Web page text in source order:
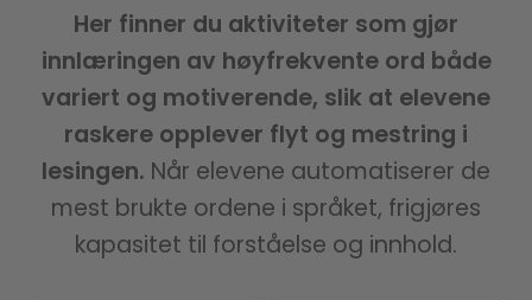
UNDERMENY
UTVID
UNDERMENY
LISENSER
UTVID
UNDERMENY
TIPSHJØRNET
Her finner du aktiviteter som gjør
innlæringen av høyfrekvente ord både
variert og motiverende, slik at elevene
raskere opplever flyt og mestring i
lesingen. Når elevene automatiserer de
mest brukte ordene i språket, frigjøres
kapasitet til forståelse og innhold.